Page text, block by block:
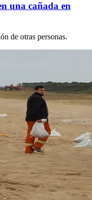
una cañada en
de otras personas.